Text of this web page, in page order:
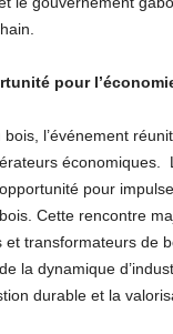
pour
l’événement
pour
Cette rencontre
et transformateurs de
la dynamique
durable et la